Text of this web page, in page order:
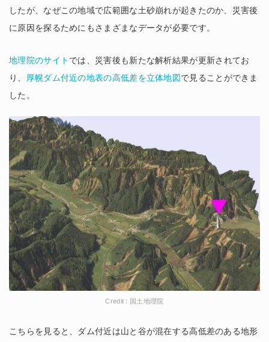
したが、なぜこの地域で広範囲な土砂崩れが起きたのか、災害後
に原因を探るためにもさまざまなデータが必要です。
地理院のサイト では、災害後も新たな解析結果が更新されてお
り、 厚幌ダム付近の地表の高低差を立体地図で見ることができま
した。
Credit : 国土地理院
こちらを見ると、ダム付近は山と谷が混在する高低差のある地形